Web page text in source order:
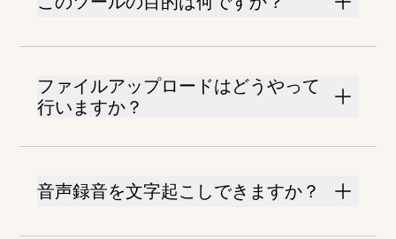
ファイルアップロードはどうやって
行いますか？
音声録音を文字起こしできますか？